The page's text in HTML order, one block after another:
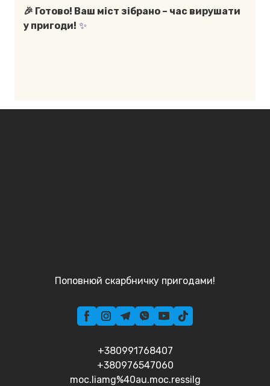
🎉 Готово! Ваш міст зібрано – час вирушати
у пригоди! ✨
Поповнюй скарбничку пригодами!
+380991768407
+380976547060
moc.liamg%40au.moc.ressilg